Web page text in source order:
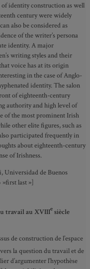
identity construction as well
century were widely
also be considered as
of the writer’s persona
identity. A major
writing styles and their
voice has at its origin
in the case of Anglo-
identity. The salon
of eighteenth-century
authority and high level of
of the most prominent Irish
other elite figures, such as
participated frequently in
about eighteenth-century
of Irishness.
Universidad de Buenos
»first last »]
travail au XVIIIe siècle
de construction de l’espace
la question du travail et de
d’argumenter l’hypothèse